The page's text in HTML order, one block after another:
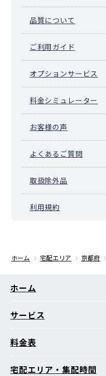
品質について
ご利用ガイド
オプションサービス
料金シミュレーター
お客様の声
よくあるご質問
取扱除外品
利用規約
ホーム 宅配エリア 京都府
ホーム
サービス
料金表
宅配エリア・集配時間